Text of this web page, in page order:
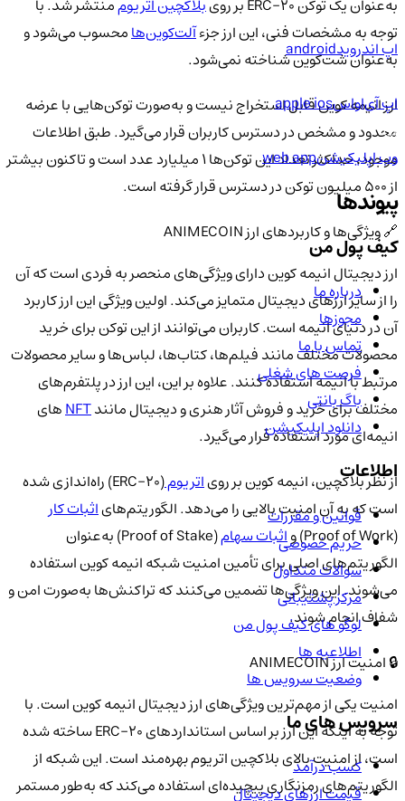
به‌عنوان یک توکن ERC-20 بر روی
بلاکچین اتریوممنتشر شد. با
توجه به مشخصات فنی، این ارز جزءآلت‌کوین‌هامحسوب می‌شود و
به‌عنوان شت‌کوین شناخته نمی‌شود.
ارز انیمه کوین قابل استخراج نیست و به‌صورت توکن‌هایی با عرضه
محدود و مشخص در دسترس کاربران قرار می‌گیرد. طبق اطلاعات
موجود، حداکثر تعداد این توکن‌ها 1 میلیارد عدد است و تاکنون بیشتر
از 500 میلیون توکن در دسترس قرار گرفته است.
🔗 ویژگی‌ها و کاربردهای ارز ANIMECOIN
ارز دیجیتال انیمه کوین دارای ویژگی‌های منحصر به فردی است که آن
را از سایر ارزهای دیجیتال متمایز می‌کند. اولین ویژگی این ارز کاربرد
آن در دنیای انیمه است. کاربران می‌توانند از این توکن برای خرید
محصولات مختلف مانند فیلم‌ها، کتاب‌ها، لباس‌ها و سایر محصولات
مرتبط با انیمه استفاده کنند. علاوه بر این، این ارز در پلتفرم‌های
مختلف برای خرید و فروش آثار هنری و دیجیتال مانندNFTهای
انیمه‌ای مورد استفاده قرار می‌گیرد.
از نظر بلاکچین، انیمه کوین بر رویاتریوم
(ERC-20) راه‌اندازی شده
است که به آن امنیت بالایی را می‌دهد. الگوریتم‌هایاثبات کار
اثبات سهام
(Proof of Stake) به‌عنوان
الگوریتم‌های اصلی برای تأمین امنیت شبکه انیمه کوین استفاده
می‌شوند. این ویژگی‌ها تضمین می‌کنند که تراکنش‌ها به‌صورت امن و
شفاف انجام شوند.
🔒 امنیت ارز ANIMECOIN
امنیت یکی از مهم‌ترین ویژگی‌های ارز دیجیتال انیمه کوین است. با
توجه به اینکه این ارز بر اساس استانداردهای ERC-20 ساخته شده
است، از امنیت بالای بلاکچین اتریوم بهره‌مند است. این شبکه از
الگوریتم‌های رمزنگاری پیچیده‌ای استفاده می‌کند که به‌طور مستمر
اپ اندرویدandroid
اپ آی‌او‌اسapple ios
وب اپلیکیشنweb app
پیوندها
کیف پول من
درباره ما
مجوزها
تماس با ما
فرصت های شغلی
باگ بانتی
دانلود اپلیکیشن
اطلاعات
قوانین و مقررات
حریم خصوصی
سوالات متداول
مرکز پشتیبانی
لوگو های کیف پول من
اطلاعیه ها
وضعیت سرویس ها
سرویس های ما
کسب درآمد
قیمت ارزهای دیجیتال